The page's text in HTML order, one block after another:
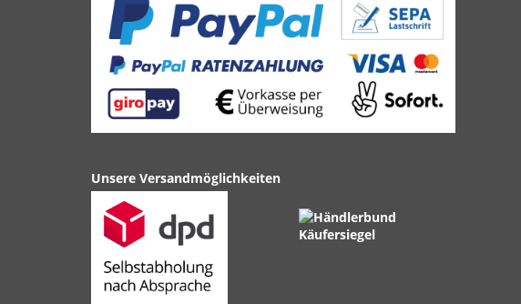
Unsere Versandmöglichkeiten